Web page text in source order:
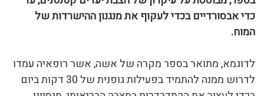
כדי אבסורדיים בכדי לעקוף את מנגנון ההישרדות של
המוח.
לדוגמא, מתואר בספר מקרה של אשה, אשר רופאיה עמדו
לדרוש ממנה להתמיד בפעילות גופנית של 30 דקות ביום